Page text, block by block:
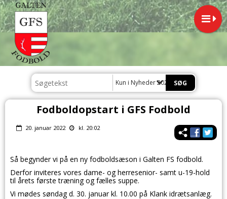
Kun i Nyheder 2022
Fodboldopstart i GFS Fodbold
20. januar 2022 kl. 20:02
Så begynder vi på en ny fodboldsæson i Galten FS fodbold.
Derfor inviteres vores dame- og herresenior- samt u-19-hold
til årets første træning og fælles suppe.
Vi mødes søndag d. 30. januar kl. 10.00 på Klank idrætsanlæg.